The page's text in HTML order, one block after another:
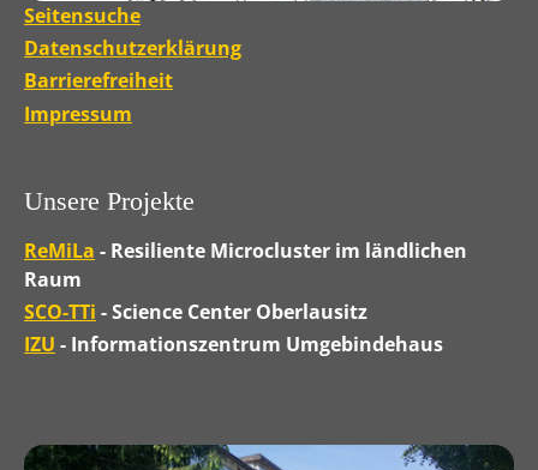
Seitensuche
Datenschutzerklärung
Barrierefreiheit
Impressum
Unsere Projekte
ReMiLa - Resiliente Microcluster im ländlichen
Raum
SCO-TTi - Science Center Oberlausitz
IZU - Informationszentrum Umgebindehaus